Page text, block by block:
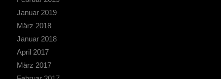
Januar 2019
März 2018
Januar 2018
April 2017
März 2017